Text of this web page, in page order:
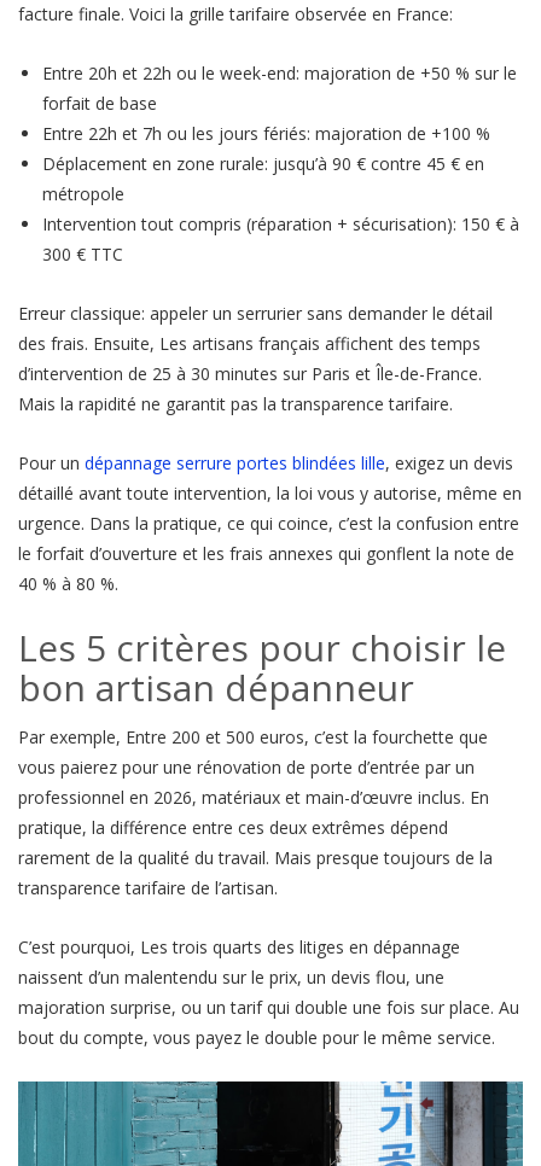
facture finale. Voici la grille tarifaire observée en France:
Entre 20h et 22h ou le week-end: majoration de +50 % sur le
forfait de base
Entre 22h et 7h ou les jours fériés: majoration de +100 %
Déplacement en zone rurale: jusqu’à 90 € contre 45 € en
métropole
Intervention tout compris (réparation + sécurisation): 150 € à
300 € TTC
Erreur classique: appeler un serrurier sans demander le détail
des frais. Ensuite, Les artisans français affichent des temps
d’intervention de 25 à 30 minutes sur Paris et Île-de-France.
Mais la rapidité ne garantit pas la transparence tarifaire.
Pour un dépannage serrure portes blindées lille, exigez un devis
détaillé avant toute intervention, la loi vous y autorise, même en
urgence. Dans la pratique, ce qui coince, c’est la confusion entre
le forfait d’ouverture et les frais annexes qui gonflent la note de
40 % à 80 %.
Les 5 critères pour choisir le
bon artisan dépanneur
Par exemple, Entre 200 et 500 euros, c’est la fourchette que
vous paierez pour une rénovation de porte d’entrée par un
professionnel en 2026, matériaux et main-d’œuvre inclus. En
pratique, la différence entre ces deux extrêmes dépend
rarement de la qualité du travail. Mais presque toujours de la
transparence tarifaire de l’artisan.
C’est pourquoi, Les trois quarts des litiges en dépannage
naissent d’un malentendu sur le prix, un devis flou, une
majoration surprise, ou un tarif qui double une fois sur place. Au
bout du compte, vous payez le double pour le même service.